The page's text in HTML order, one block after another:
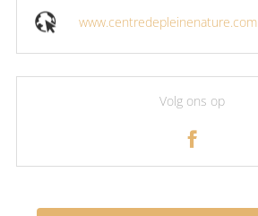
www.centredepleinenature.com
Volg ons op